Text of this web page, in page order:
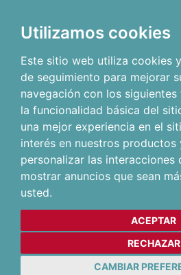
Utilizamos cookies
Este sitio web utiliza cookies
de seguimiento para mejorar
navegación con los siguientes
la funcionalidad básica del
una mejor experiencia en el
interés en nuestros productos
personalizar las interacciones
mostrar anuncios que sean
usted.
ACEPTAR
RECHAZAR
CAMBIAR